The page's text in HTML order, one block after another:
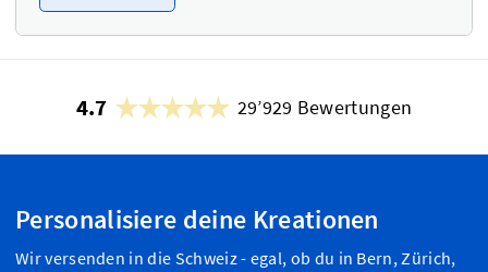
4.7 29’929 Bewertungen
Personalisiere deine Kreationen
Wir versenden in die Schweiz - egal, ob du in Bern, Zürich,